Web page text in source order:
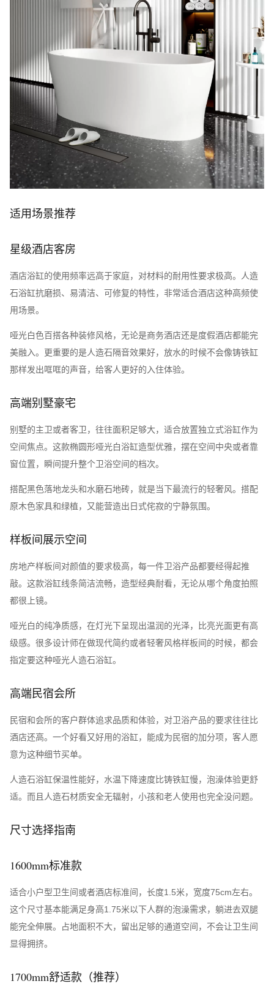
适用场景推荐
星级酒店客房
酒店浴缸的使用频率远高于家庭，对材料的耐用性要求极高。人造
石浴缸抗磨损、易清洁、可修复的特性，非常适合酒店这种高频使
用场景。
哑光白色百搭各种装修风格，无论是商务酒店还是度假酒店都能完
美融入。更重要的是人造石隔音效果好，放水的时候不会像铸铁缸
那样发出哐哐的声音，给客人更好的入住体验。
高端别墅豪宅
别墅的主卫或者客卫，往往面积足够大，适合放置独立式浴缸作为
空间焦点。这款椭圆形哑光白浴缸造型优雅，摆在空间中央或者靠
窗位置，瞬间提升整个卫浴空间的档次。
搭配黑色落地龙头和水磨石地砖，就是当下最流行的轻奢风。搭配
原木色家具和绿植，又能营造出日式侘寂的宁静氛围。
样板间展示空间
房地产样板间对颜值的要求极高，每一件卫浴产品都要经得起推
敲。这款浴缸线条简洁流畅，造型经典耐看，无论从哪个角度拍照
都很上镜。
哑光白的纯净质感，在灯光下呈现出温润的光泽，比亮光面更有高
级感。很多设计师在做现代简约或者轻奢风格样板间的时候，都会
指定要这种哑光人造石浴缸。
高端民宿会所
民宿和会所的客户群体追求品质和体验，对卫浴产品的要求往往比
酒店还高。一个好看又好用的浴缸，能成为民宿的加分项，客人愿
意为这种细节买单。
人造石浴缸保温性能好，水温下降速度比铸铁缸慢，泡澡体验更舒
适。而且人造石材质安全无辐射，小孩和老人使用也完全没问题。
尺寸选择指南
1600mm标准款
适合小户型卫生间或者酒店标准间，长度1.5米，宽度75cm左右。
这个尺寸基本能满足身高1.75米以下人群的泡澡需求，躺进去双腿
能完全伸展。占地面积不大，留出足够的通道空间，不会让卫生间
显得拥挤。
1700mm舒适款（推荐）